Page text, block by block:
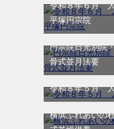
令和８年６月
平塚円宗院
円宗院日光別院
骨式並月法要
令和８年５月
横浜ふれあいの